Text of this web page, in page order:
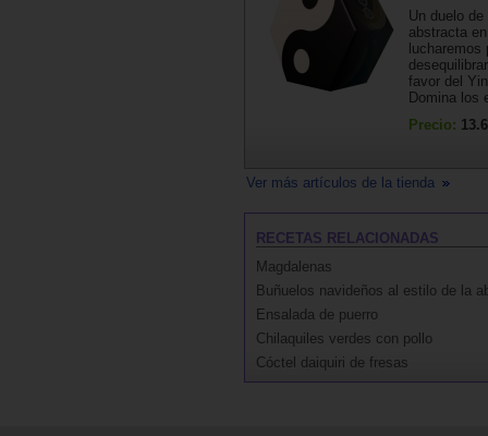
Un duelo
abstracta
lucharemos
favor del
Domina los
Precio:
Ver más artículos de la tienda
RECETAS RELACIONADAS
Magdalenas
Buñuelos navideños al estilo de la
Ensalada de puerro
Chilaquiles verdes con pollo
Cóctel daiquiri de fresas